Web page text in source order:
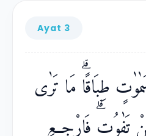
Ayat 3
طِبَاقًاۗ مَا تَرٰى
تَفٰوُتٍۗ فَارْجِعِ